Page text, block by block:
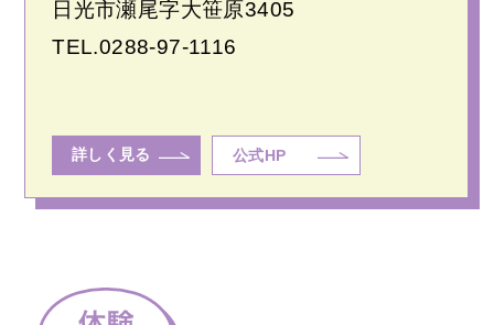
日光市瀬尾字大笹原3405
TEL.0288-97-1116
詳しく見る 公式HP